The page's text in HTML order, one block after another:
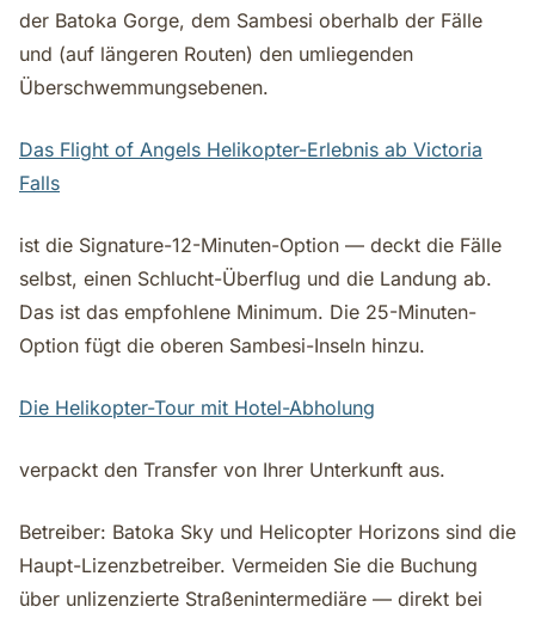
der Batoka Gorge, dem Sambesi oberhalb der Fälle
und (auf längeren Routen) den umliegenden
Überschwemmungsebenen.
Das Flight of Angels Helikopter-Erlebnis ab Victoria
Falls
ist die Signature-12-Minuten-Option — deckt die Fälle
selbst, einen Schlucht-Überflug und die Landung ab.
Das ist das empfohlene Minimum. Die 25-Minuten-
Option fügt die oberen Sambesi-Inseln hinzu.
Die Helikopter-Tour mit Hotel-Abholung
verpackt den Transfer von Ihrer Unterkunft aus.
Betreiber: Batoka Sky und Helicopter Horizons sind die
Haupt-Lizenzbetreiber. Vermeiden Sie die Buchung
über unlizenzierte Straßenintermediäre — direkt bei